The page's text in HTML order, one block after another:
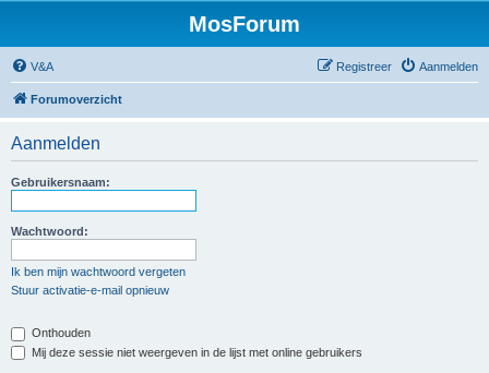
MosForum
V&A Aanmelden
Registreer
Forumoverzicht
Aanmelden
Gebruikersnaam:
Wachtwoord:
Ik ben mijn wachtwoord vergeten
Stuur activatie-e-mail opnieuw
Onthouden
Mij deze sessie niet weergeven in de lijst met online gebruikers